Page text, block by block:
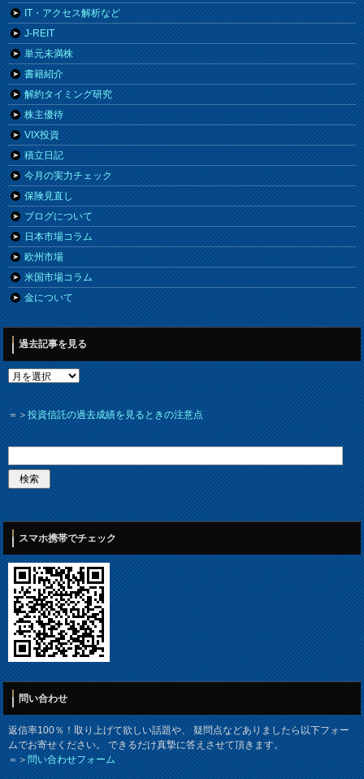
IT・アクセス解析など
J-REIT
単元未満株
書籍紹介
解約タイミング研究
株主優待
VIX投資
積立日記
今月の実力チェック
保険見直し
ブログについて
日本市場コラム
欧州市場
米国市場コラム
金について
過去記事を見る
＝＞投資信託の過去成績を見るときの注意点
スマホ携帯でチェック
問い合わせ
返信率100％！取り上げて欲しい話題や、 疑問点などありましたら以下フォー
ムでお寄せください。 できるだけ真摯に答えさせて頂きます。
＝＞問い合わせフォーム